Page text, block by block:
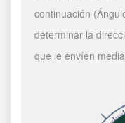
continuación
determinar la
que le envíen